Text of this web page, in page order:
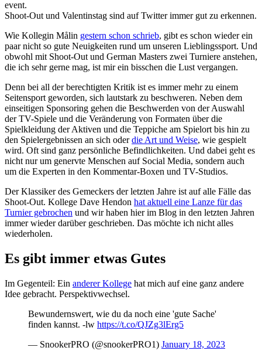
up
watch
the
Snooker!
Shoot-Out und Valentinstag sind auf Twitter immer gut zu erkennen.
Wie Kollegin Målin gestern schon schrieb, gibt es schon wieder ein
paar nicht so gute Neuigkeiten rund um unseren Lieblingssport. Und
obwohl mit Shoot-Out und German Masters zwei Turniere anstehen,
die ich sehr gerne mag, ist mir ein bisschen die Lust vergangen.
Denn bei all der berechtigten Kritik ist es immer mehr zu einem
Seitensport geworden, sich lautstark zu beschweren. Neben dem
einseitigen Sponsoring gehen die Beschwerden von der Auswahl
der TV-Spiele und die Veränderung von Formaten über die
Spielkleidung der Aktiven und die Teppiche am Spielort bis hin zu
den Spielergebnissen an sich oderdie Art und Weise, wie gespielt
wird. Oft sind ganz persönliche Befindlichkeiten. Und dabei geht es
nicht nur um genervte Menschen auf Social Media, sondern auch
um die Experten in den Kommentar-Boxen und TV-Studios.
Der Klassiker des Gemeckers der letzten Jahre ist auf alle Fälle das
Shoot-Out. Kollege Dave Hendon hat aktuell eine Lanze für das
Turnier gebrochen und wir haben hier im Blog in den letzten Jahren
immer wieder darüber geschrieben. Das möchte ich nicht alles
wiederholen.
Es gibt immer etwas Gutes
Im Gegenteil: Ein anderer Kollege hat mich auf eine ganz andere
Idee gebracht. Perspektivwechsel.
Bewundernswert, wie du da noch eine 'gute Sache'
finden kannst. -lw https://t.co/QJZg3lErg5
— SnookerPRO (@snookerPRO1) January 18, 2023